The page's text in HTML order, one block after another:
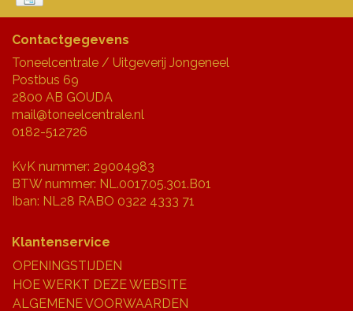
Contactgegevens
Toneelcentrale / Uitgeverij Jongeneel
Postbus 69
2800 AB GOUDA
mail@toneelcentrale.nl
0182-512726
KvK nummer: 29004983
BTW nummer: NL.0017.05.301.B01
Iban: NL28 RABO 0322 4333 71
Klantenservice
OPENINGSTIJDEN
HOE WERKT DEZE WEBSITE
ALGEMENE VOORWAARDEN